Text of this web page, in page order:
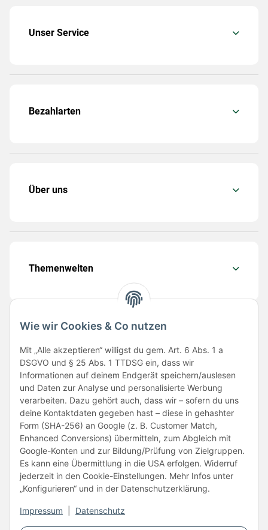
Wie wir Cookies & Co nutzen
Mit „Alle akzeptieren“ willigst du gem. Art. 6 Abs. 1 a
DSGVO und § 25 Abs. 1 TTDSG ein, dass wir
Informationen auf deinem Endgerät speichern/auslesen
und Daten zur Analyse und personalisierte Werbung
verarbeiten. Dazu gehört auch, dass wir – sofern du uns
deine Kontaktdaten gegeben hast – diese in gehashter
Form (SHA-256) an Google (z. B. Customer Match,
Enhanced Conversions) übermitteln, zum Abgleich mit
Google-Konten und zur Bildung/Prüfung von Zielgruppen.
Es kann eine Übermittlung in die USA erfolgen. Widerruf
jederzeit in den Cookie-Einstellungen. Mehr Infos unter
„Konfigurieren“ und in der Datenschutzerklärung.
Impressum Datenschutz
Unser Service
Bezahlarten
Über uns
Themenwelten
Folge uns
Unsere Partner
Vertrag widerrufen